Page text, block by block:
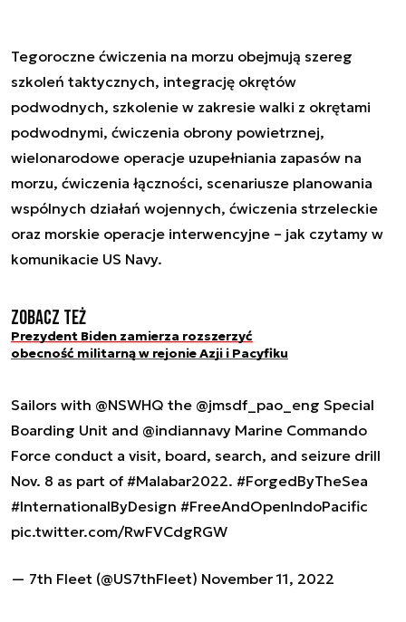
Tegoroczne ćwiczenia na morzu obejmują szereg
szkoleń taktycznych, integrację okrętów
podwodnych, szkolenie w zakresie walki z okrętami
podwodnymi, ćwiczenia obrony powietrznej,
wielonarodowe operacje uzupełniania zapasów na
morzu, ćwiczenia łączności, scenariusze planowania
wspólnych działań wojennych, ćwiczenia strzeleckie
oraz morskie operacje interwencyjne – jak czytamy w
komunikacie US Navy.
Zobacz też
Prezydent Biden zamierza rozszerzyć
obecność militarną w rejonie Azji i Pacyfiku
Sailors with @NSWHQ the @jmsdf_pao_eng Special
Boarding Unit and @indiannavy Marine Commando
Force conduct a visit, board, search, and seizure drill
Nov. 8 as part of #Malabar2022. #ForgedByTheSea
#InternationalByDesign #FreeAndOpenIndoPacific
pic.twitter.com/RwFVCdgRGW
— 7th Fleet (@US7thFleet) November 11, 2022